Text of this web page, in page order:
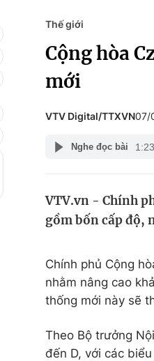
Du lịch
Chất
Thế giới
Cộng hòa
mới
VTV Digital/TTXVN07/
Nghe đọc bài 1:23
VTV.vn - Chính
gồm bốn cấp độ,
Chính phủ Cộng
nhằm nâng cao
thống mới này sẽ
Theo Bộ trưởng
đến D, với các